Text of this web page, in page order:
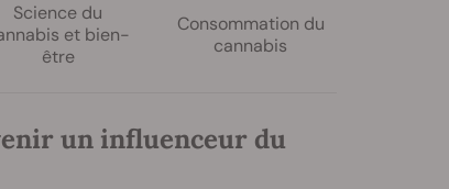
Science du
et bien-
être
Consommation du
cannabis
un influenceur du